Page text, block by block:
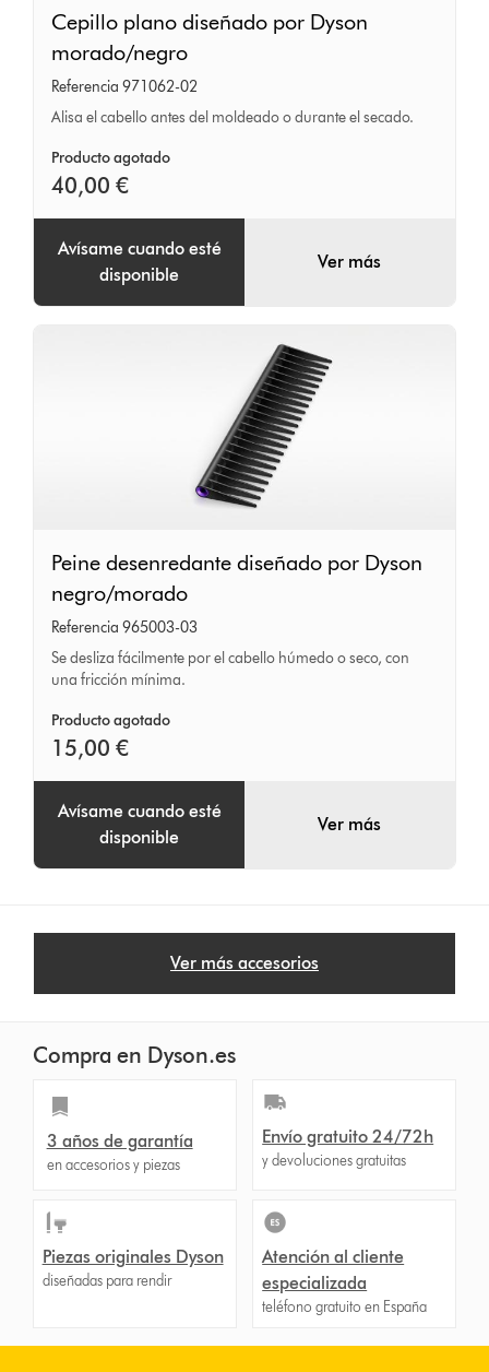
plano
diseñado
por
Dyson
morado/negro
Cepillo plano diseñado por Dyson
morado/negro
Referencia 971062-02
Alisa el cabello antes del moldeado o durante el secado.
Producto agotado
40,00 €
Avísame cuando esté
disponible
Ver más
desenredante
diseñado
por
Dyson
Peine desenredante diseñado por Dyson
negro/morado
Referencia 965003-03
Se desliza fácilmente por el cabello húmedo o seco, con
una fricción mínima.
Producto agotado
15,00 €
Avísame cuando esté
disponible
Ver más
Ver más accesorios
Compra en Dyson.es
3 años de garantía
en accesorios y piezas
Envío gratuito 24/72h
y devoluciones gratuitas
Piezas originales Dyson
diseñadas para rendir
Atención al cliente
especializada
teléfono gratuito en España